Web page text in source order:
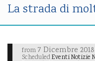
La strada di
from 7 Dicembre 2018
ScheduledEventi Notizie